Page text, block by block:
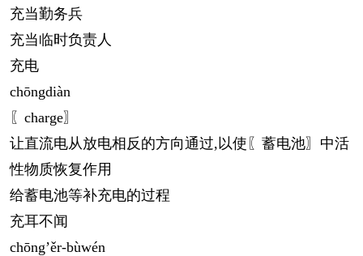
充当勤务兵
充当临时负责人
充电
chōngdiàn
〖charge〗
让直流电从放电相反的方向通过,以使〖蓄电池〗中活
性物质恢复作用
给蓄电池等补充电的过程
充耳不闻
chōng’ěr-bùwén